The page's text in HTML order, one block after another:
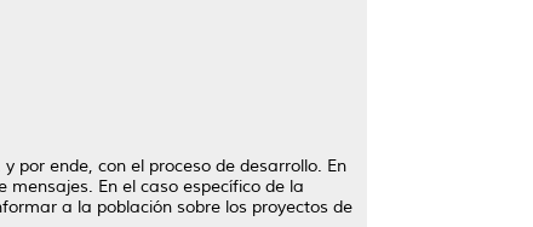
por ende, con el proceso de desarrollo. En
En el caso específico de la
a la población sobre los proyectos de